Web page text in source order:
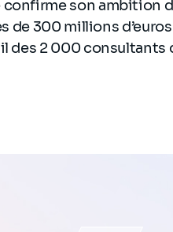
confirme son ambition
de 300 millions
2 000 consultants